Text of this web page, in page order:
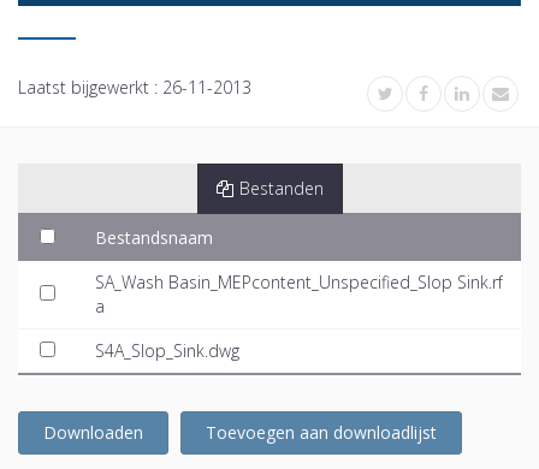
Laatst bijgewerkt : 26-11-2013
Bestanden
Bestandsnaam
SA_Wash Basin_MEPcontent_Unspecified_Slop Sink.rf
a
S4A_Slop_Sink.dwg
Downloaden Toevoegen aan downloadlijst